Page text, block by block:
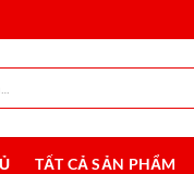
TẤT CẢ SẢN PHẨM